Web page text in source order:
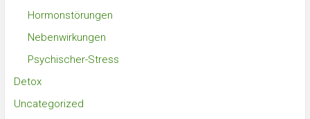
Hormonstörungen
Nebenwirkungen
Psychischer-Stress
Detox
Uncategorized